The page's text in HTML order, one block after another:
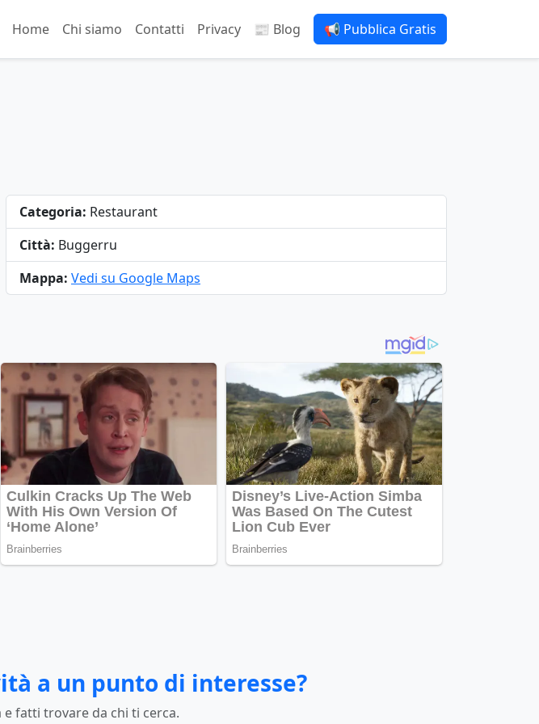
Home Chi siamo Contatti Privacy 📰 Blog 📢 Pubblica Gratis
Categoria: Restaurant
Città: Buggerru
Mappa: Vedi su Google Maps
a un punto di interesse?
fatti trovare da chi ti cerca.